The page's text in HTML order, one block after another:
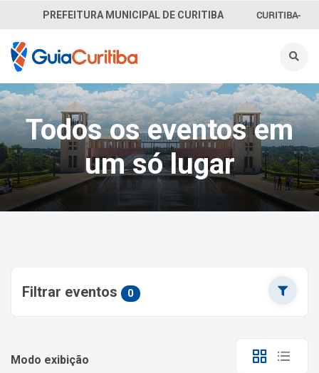
PREFEITURA MUNICIPAL DE CURITIBA CURITIBA-
INFORMAÇÃO
SECRETARIAS
Todos os eventos em
um só lugar
Filtrar eventos 0
Modo exibição